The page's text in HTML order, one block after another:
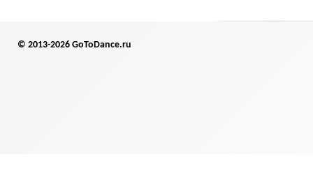
© 2013-2026 GoToDance.ru